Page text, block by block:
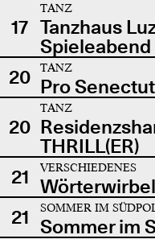
17
TANZ
Tanzhaus
Spieleabend
20
TANZ
Pro
20
TANZ
THRILL(ER)
21
VERSCHIEDENES
Wörterwirbel
21
SOMMER IM
Sommer im